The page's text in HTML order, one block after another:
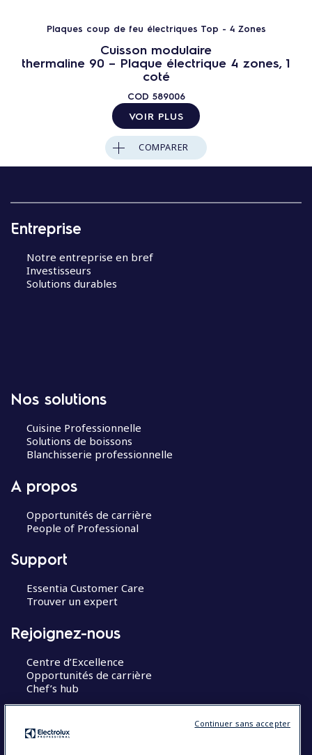
Plaques coup de feu électriques Top - 4 Zones
Cuisson modulaire
thermaline 90 – Plaque électrique 4 zones, 1
coté
COD 589006
VOIR PLUS
COMPARER
Entreprise
Notre entreprise en bref
Investisseurs
Solutions durables
Nos solutions
Cuisine Professionnelle
Solutions de boissons
Blanchisserie professionnelle
A propos
Opportunités de carrière
People of Professional
Support
Essentia Customer Care
Trouver un expert
Rejoignez-nous
Centre d’Excellence
Opportunités de carrière
Chef’s hub
Continuer sans accepter